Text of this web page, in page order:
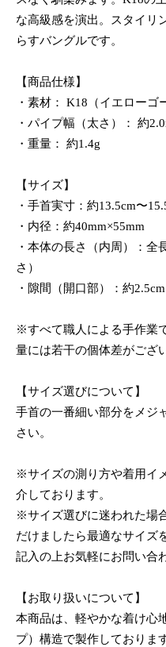
な高級感を演出。スタイリ
らすバングルです。
【商品仕様】
・素材： K18（イエローゴ
・パイプ幅（太さ）： 約
・重量： 約1.4g
【サイズ】
・手首実寸：約13.5cm〜
・内径：約40mm×55mm
・本体の長さ（内周）：全
さ）
・隙間（開口部）：約2.5cm
※すべて職人による手作業
量には若干の個体差がござ
【サイズ選びについて】
手首の一番細い部分をメジ
さい。
※サイズの測り方や着用イ
介しております。
※サイズ選びに迷われた場
だけましたら最適なサイズ
記入の上お気軽にお問い合
【お取り扱いについて】
本商品は、軽やかな着け心
プ）構造で製作しておりま